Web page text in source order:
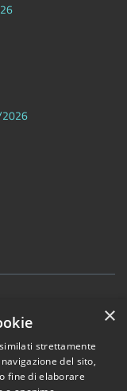
2026
del sito
×
strettamente
del sito,
fine di elaborare